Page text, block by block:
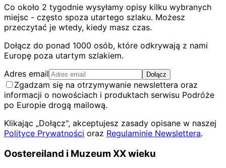
Co około 2 tygodnie wysyłamy opisy kilku wybranych
miejsc - często spoza utartego szlaku. Możesz
przeczytać je wtedy, kiedy masz czas.
Dołącz do ponad 1000 osób, które odkrywają z nami
Europę poza utartym szlakiem.
Adres email
Dołącz
Zgadzam się na otrzymywanie newslettera oraz
informacji o nowościach i produktach serwisu Podróże
po Europie drogą mailową.
Klikając „Dołącz", akceptujesz zasady opisane w naszej
Polityce Prywatności oraz Regulaminie Newslettera.
Oostereiland i Muzeum XX wieku